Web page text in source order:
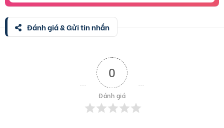
Đánh giá & Gửi tin nhắn
0
Đánh giá